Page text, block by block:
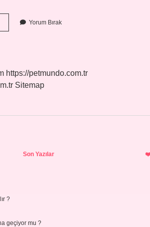
Yorum Bırak
https://petmundo.com.tr
Sitemap
Son Yazılar
?
geçiyor mu ?